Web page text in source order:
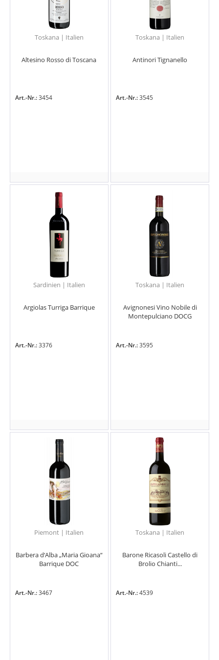
Toskana | Italien
Altesino Rosso di Toscana
Art.-Nr.:3454
Toskana | Italien
Antinori Tignanello
Art.-Nr.:3545
Sardinien | Italien
Argiolas Turriga Barrique
Art.-Nr.:3376
Toskana | Italien
Avignonesi Vino Nobile di
Montepulciano DOCG
Art.-Nr.:3595
Piemont | Italien
Barbera d‘Alba „Maria Gioana“
Barrique DOC
Art.-Nr.:3467
Toskana | Italien
Barone Ricasoli Castello di
Brolio Chianti...
Art.-Nr.:4539